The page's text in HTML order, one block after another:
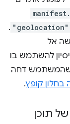
"geolocation"
.
אל
להשתמש בו
שהמשתמש דחה
בחלון קופץ.
תוכן